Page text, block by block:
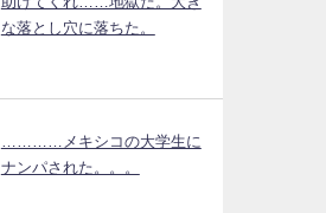
な落とし穴に落ちた。
…………メキシコの大学生に
ナンパされた。。。